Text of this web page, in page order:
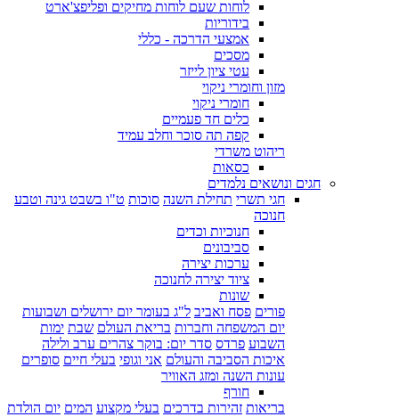
לוחות שעם לוחות מחיקים ופליפצ'ארט
בידוריות
אמצעי הדרכה - כללי
מסכים
עטי ציון לייזר
מזון וחומרי ניקוי
חומרי ניקוי
כלים חד פעמיים
קפה תה סוכר וחלב עמיד
ריהוט משרדי
כסאות
חגים ונושאים נלמדים
חגי תשרי תחילת השנה סוכות ט"ו בשבט גינה וטבע
חנוכה
חנוכיות וכדים
סביבונים
ערכות יצירה
ציוד יצירה לחנוכה
שונות
פורים פסח ואביב ל"ג בעומר יום ירושלים ושבועות
יום המשפחה וחברות בריאת העולם שבת ימות
השבוע פרדס סדר יום: בוקר צהרים ערב ולילה
איכות הסביבה והעולם אני וגופי בעלי חיים סופרים
עונות השנה ומזג האוויר
חורף
בריאות זהירות בדרכים בעלי מקצוע המים יום הולדת